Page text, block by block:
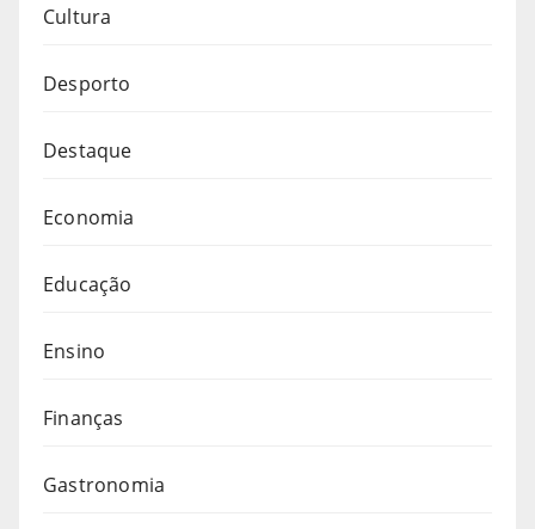
Cultura
Desporto
Destaque
Economia
Educação
Ensino
Finanças
Gastronomia